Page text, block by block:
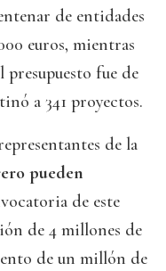
de entidades
euros, mientras
fue de
a 341 proyectos.
de la
pueden
de este
de 4 millones de
de un millón de